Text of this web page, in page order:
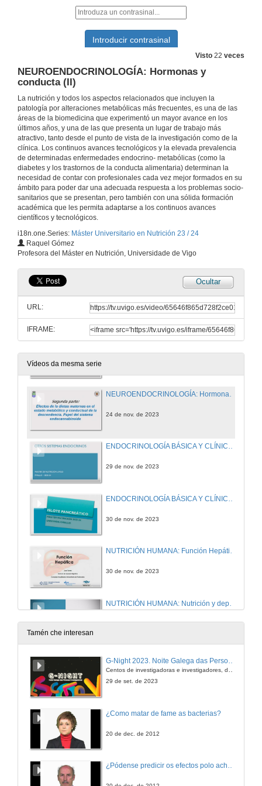
Visto 22 veces
NEUROENDOCRINOLOGÍA: Hormonas y
conducta (II)
La nutrición y todos los aspectos relacionados que incluyen la
patología por alteraciones metabólicas más frecuentes, es una de las
áreas de la biomedicina que experimentó un mayor avance en los
últimos años, y una de las que presenta un lugar de trabajo más
atractivo, tanto desde el punto de vista de la investigación como de la
clínica. Los continuos avances tecnológicos y la elevada prevalencia
de determinadas enfermedades endocrino- metabólicas (como la
diabetes y los trastornos de la conducta alimentaria) determinan la
necesidad de contar con profesionales cada vez mejor formados en su
ámbito para poder dar una adecuada respuesta a los problemas socio-
sanitarios que se presentan, pero también con una sólida formación
académica que les permita adaptarse a los continuos avances
científicos y tecnológicos.
i18n.one.Series: Máster Universitario en Nutrición 23 / 24
Raquel Gómez
Profesora del Máster en Nutrición, Universidade de Vigo
Ocultar
URL:
IFRAME:
Vídeos da mesma serie
17 de nov. de 2023
17 de nov. de 2023
22 de nov. de 2023
METABOLISMO Y SU PATOLOGÍA: Patofisiología y manejo clínico de la obesidad
22 de nov. de 2023
NUTRICIÓN HUMANA: Dietas de moda
23 de nov. de 2023
NEUROENDOCRINOLOGÍA: Hormonas y conducta (I)
23 de nov. de 2023
METABOLISMO Y SU PATOLOGÍA: Tratamiento de la diabetes y Terapia insulínica
24 de nov. de 2023
ENDOCRINOLOGÍA BÁSICA Y CLÍNICA Sistema Endocrino conceptos generales (métodos en endocrinología)
29 de nov. de 2023
30 de nov. de 2023
NUTRICIÓN HUMANA: Función Hepática
30 de nov. de 2023
13 de dec. de 2023
Tamén che interesan
G-Night 2023. Noite Galega das Persoas Investigadoras. Conciencias creativas
29 de set. de 2023
¿Como matar de fame as bacterias?
20 de dec. de 2012
¿Pódense predicir os efectos polo achegamento á Terra dos asteroides?